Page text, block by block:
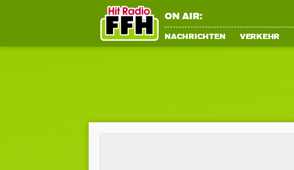
ON AIR:
NACHRICHTEN VERKEHR